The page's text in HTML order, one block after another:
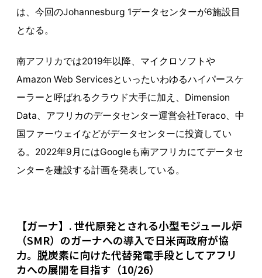
は、今回のJohannesburg 1データセンターが6施設目
となる。
南アフリカでは2019年以降、マイクロソフトや
Amazon Web Servicesといったいわゆるハイパースケ
ーラーと呼ばれるクラウド大手に加え、Dimension
Data、アフリカのデータセンター運営会社Teraco、中
国ファーウェイなどがデータセンターに投資してい
る。2022年9月にはGoogleも南アフリカにてデータセ
ンターを建設する計画を発表している。
【ガーナ】. 世代原発とされる小型モジュール炉
（SMR）のガーナへの導入で日米両政府が協
力。脱炭素に向けた代替発電手段としてアフリ
カへの展開を目指す（10/26）